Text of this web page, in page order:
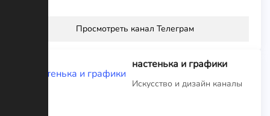
Просмотреть канал Телеграм
настенька и графики
Искусство и дизайн каналы